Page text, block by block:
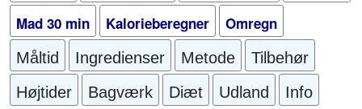
Mad 30 min
Kalorieberegner Omregn
Måltid Ingredienser Metode
Tilbehør
Højtider
Bagværk Diæt Udland Info